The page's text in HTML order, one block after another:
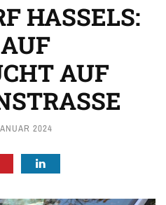
HASSELS:
AUF
2024